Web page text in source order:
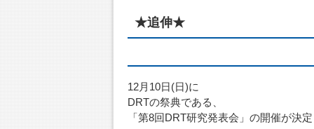
★追伸★
12月10日(日)に
DRTの祭典である、
「第8回DRT研究発表会」の開催が決